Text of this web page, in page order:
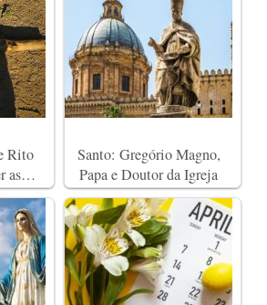
Rito
as…
Santo: Gregório Magno,
Papa e Doutor da Igreja